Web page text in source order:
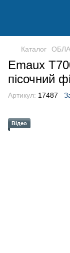
Каталог
Emaux
пісочний
Артикул: 17487
Відео